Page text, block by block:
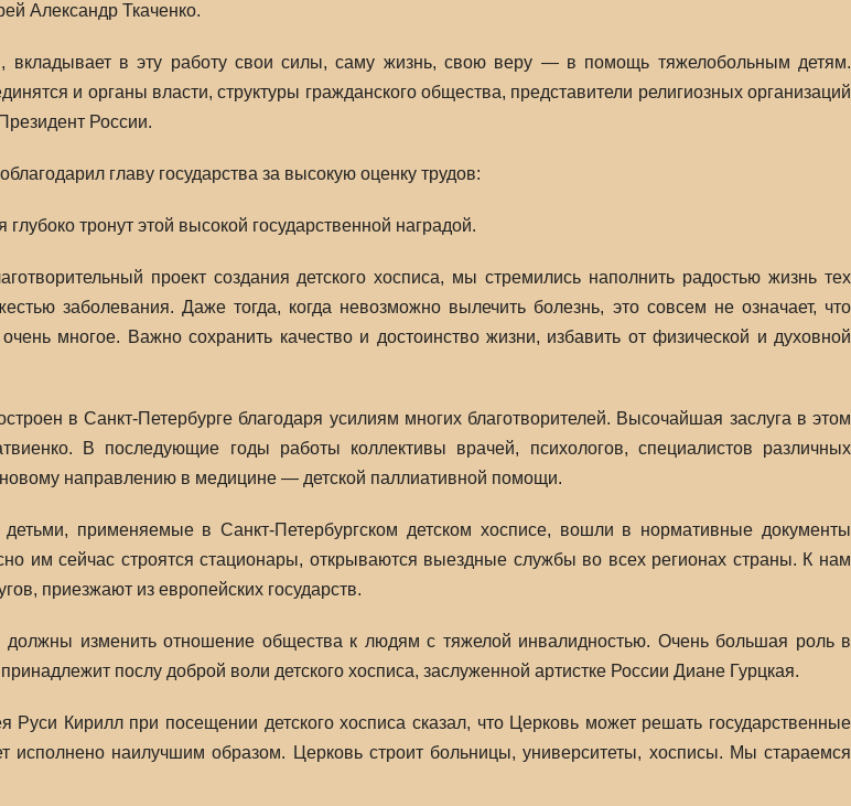
Александр Ткаченко.
вкладывает в эту работу свои силы, саму жизнь, свою веру — в помощь тяжелобольным детям.
и органы власти, структуры гражданского общества, представители религиозных организаций
России.
главу государства за высокую оценку трудов:
тронут этой высокой государственной наградой.
проект создания детского хосписа, мы стремились наполнить радостью жизнь тех
заболевания. Даже тогда, когда невозможно вылечить болезнь, это совсем не означает, что
многое. Важно сохранить качество и достоинство жизни, избавить от физической и духовной
в Санкт-Петербурге благодаря усилиям многих благотворителей. Высочайшая заслуга в этом
В последующие годы работы коллективы врачей, психологов, специалистов различных
направлению в медицине — детской паллиативной помощи.
детьми, применяемые в Санкт-Петербургском детском хосписе, вошли в нормативные документы
им сейчас строятся стационары, открываются выездные службы во всех регионах страны. К нам
приезжают из европейских государств.
изменить отношение общества к людям с тяжелой инвалидностью. Очень большая роль в
послу доброй воли детского хосписа, заслуженной артистке России Диане Гурцкая.
Кирилл при посещении детского хосписа сказал, что Церковь может решать государственные
исполнено наилучшим образом. Церковь строит больницы, университеты, хосписы. Мы стараемся